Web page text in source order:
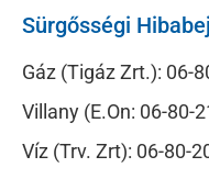
Sürgősségi
Gáz (Tigáz Zrt.): 06-
Villany (E.On: 06-80-
Víz (Trv. Zrt): 06-80-